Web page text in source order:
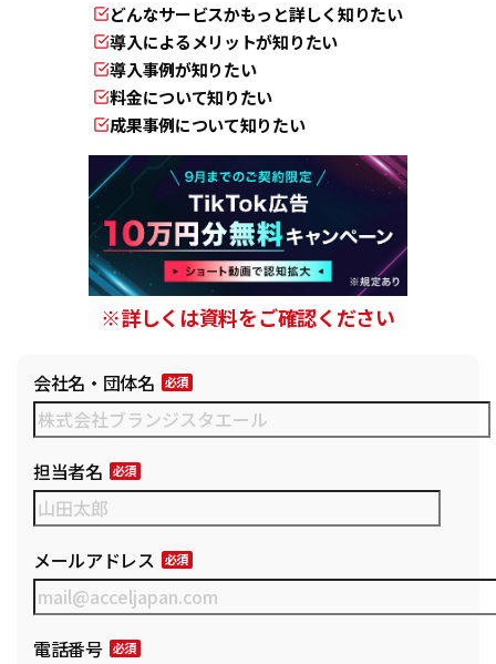
どんなサービスかもっと詳しく知りたい
導入によるメリットが知りたい
導入事例が知りたい
料金について知りたい
成果事例について知りたい
※詳しくは資料をご確認ください
会社名・団体名
担当者名
メールアドレス
電話番号